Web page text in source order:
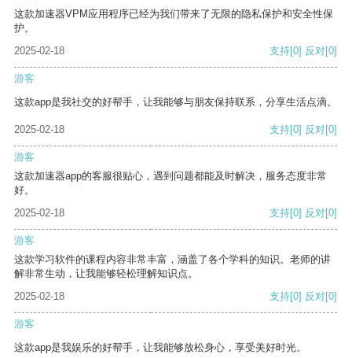
这款加速器VPM应用程序已经为我们带来了无限的隐私保护和安全性保
护。
2025-02-18
支持[0] 反对[0]
游客
这款app是我社交的好帮手，让我能够与朋友保持联系，分享生活点滴。
2025-02-18 支持[0] 反对[0]
游客
这款加速器app的客服很贴心，遇到问题都能及时解决，服务态度非常
好。
2025-02-18
支持[0] 反对[0]
游客
这款学习软件的课程内容非常丰富，涵盖了各个学科的知识。老师的讲
解非常生动，让我能够轻松理解知识点。
2025-02-18
支持[0] 反对[0]
游客
这款app是我娱乐的好帮手，让我能够放松身心，享受美好时光。